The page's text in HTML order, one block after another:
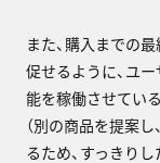
また、購入までの
促せるように、ユ
能を稼働させてい
（別の商品を提案
るため、すっきり